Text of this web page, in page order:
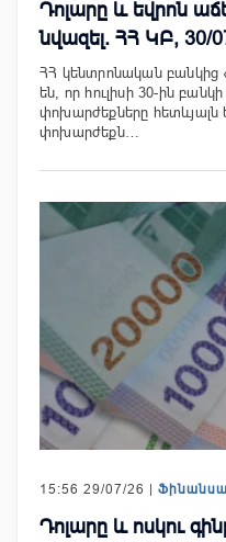
Դոլարը և եվրոն
նվազել. ՀՀ ԿԲ, 30/
ՀՀ կենտրոնական բանկից
են, որ հուլիսի 30-ին
փոխարժեքները հետևյալն
փոխարժեքն…
15:56 29/07/26 |
Դոլարը և ոսկու